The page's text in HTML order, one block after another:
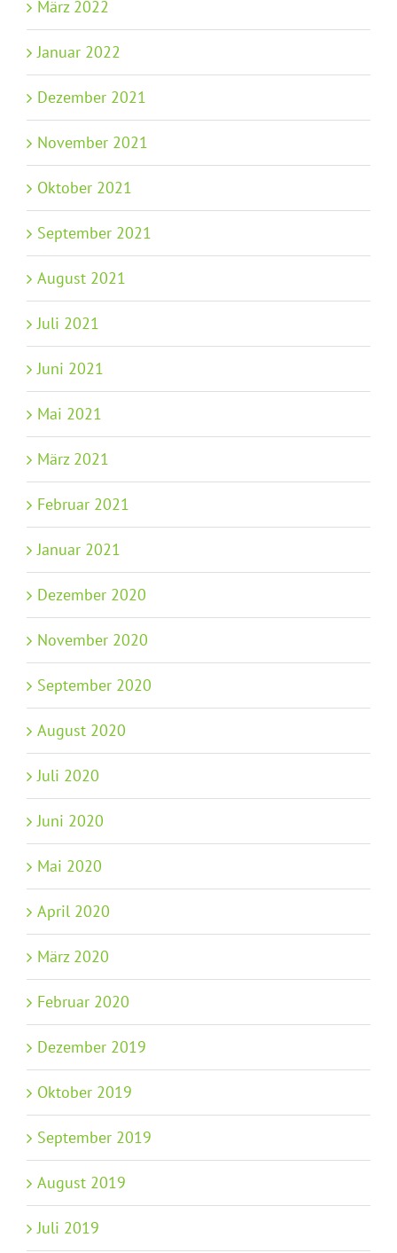
März 2022
Januar 2022
Dezember 2021
November 2021
Oktober 2021
September 2021
August 2021
Juli 2021
Juni 2021
Mai 2021
März 2021
Februar 2021
Januar 2021
Dezember 2020
November 2020
September 2020
August 2020
Juli 2020
Juni 2020
Mai 2020
April 2020
März 2020
Februar 2020
Dezember 2019
Oktober 2019
September 2019
August 2019
Juli 2019